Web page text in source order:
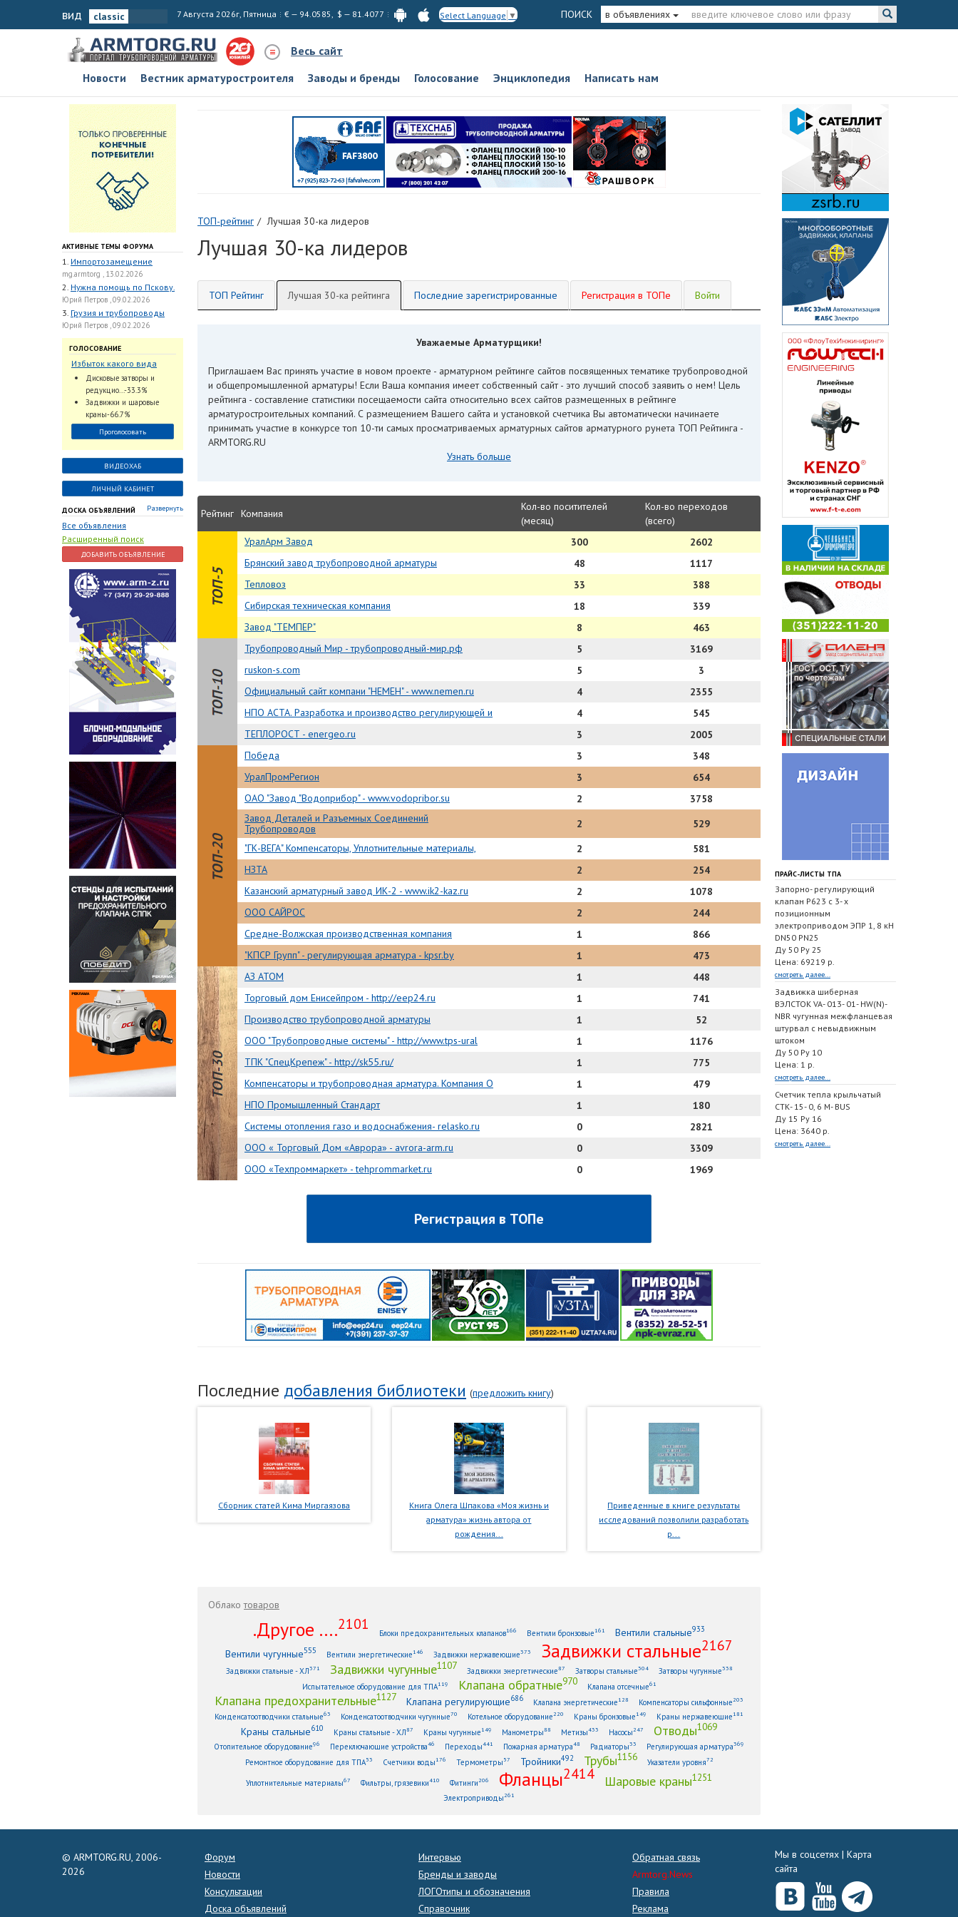
вид 7 Августа 2026г, Пятница € — 94.0585, $ — 81.4077 Select Language ▼ ПОИСК в объявлениях
Весь сайт
Новости
Вестник арматуростроителя Заводы и бренды Голосование Энциклопедия Написать нам
АКТИВНЫЕ ТЕМЫ ФОРУМА
1. Импортозамещение
mg.armtorg , 13.02.2026
2. Нужна помощь по Пскову.
Юрий Петров , 09.02.2026
3. Грузия и трубопроводы
Юрий Петров , 09.02.2026
ГОЛОСОВАНИЕ
Избыток какого вида
трубопроводной
арматуры наблюдается
на Российском рынке с
2024 по 2026 годы?
Дисковые затворы и
редукцио...-33.3%
Задвижки и шаровые
краны-66.7%
Проголосовать
ВИДЕОХАБ
ЛИЧНЫЙ КАБИНЕТ
ДОСКА ОБЪЯВЛЕНИЙ Развернуть
Все объявления
Расширенный поиск
ДОБАВИТЬ ОБЪЯВЛЕНИЕ
ТОП-рейтинг Лучшая 30-ка лидеров
Лучшая 30-ка лидеров
ТОП Рейтинг Лучшая 30-ка рейтинга Последние зарегистрированные Регистрация в ТОПе Войти
Уважаемые Арматурщики!
Приглашаем Вас принять участие в новом проекте - арматурном рейтинге сайтов посвященных тематике трубопроводной
и общепромышленной арматуры! Если Ваша компания имеет собственный сайт - это лучший способ заявить о нем! Цель
рейтинга - составление статистики посещаемости сайта относительно всех сайтов размещенных в рейтинге
арматуростроительных компаний. С размещением Вашего сайта и установкой счетчика Вы автоматически начинаете
принимать участие в конкурсе топ 10-ти самых просматриваемых арматурных сайтов арматурного рунета ТОП Рейтинга -
ARMTORG.RU
Узнать больше
Рейтинг Компания
Кол-во поситителей
(месяц)
Кол-во переходов
(всего)
УралАрм Завод
300
2602
Брянский завод трубопроводной арматуры
48
1117
Тепловоз
33
388
Сибирская техническая компания
18
339
Завод "ТЕМПЕР"
8
463
Трубопроводный Мир - трубопроводный-мир.рф
5
3169
ruskon-s.com
5
3
Официальный сайт компани "НЕМЕН" - www.nemen.ru
4
2355
НПО АСТА. Разработка и производство регулирующей и
4
545
ТЕПЛОРОСТ - energeo.ru
3
2005
Победа
3
348
УралПромРегион
3
654
ОАО "Завод "Водоприбор" - www.vodopribor.su
2
3758
Завод Деталей и Разъемных Соединений
Трубопроводов
2
529
"ГК-ВЕГА" Компенсаторы, Уплотнительные материалы,
2
581
НЗТА
2
254
Казанский арматурный завод ИК-2 - www.ik2-kaz.ru
2
1078
ООО САЙРОС
2
244
Средне-Волжская производственная компания
1
866
"КПСР Групп" - регулирующая арматура - kpsr.by
1
473
АЗ АТОМ
1
448
Торговый дом Енисейпром - http://eep24.ru
1
741
Производство трубопроводной арматуры
1
52
ООО "Трубопроводные системы" - http://www.tps-ural
1
1176
ТПК "СпецКрепеж" - http://sk55.ru/
1
775
Компенсаторы и трубопроводная арматура. Компания О
1
479
НПО Промышленный Стандарт
1
180
Системы отопления газо и водоснабжения- relasko.ru
0
2821
ООО « Торговый Дом «Аврора» - avrora-arm.ru
0
3309
ООО «Техпроммаркет» - tehprommarket.ru
0 1969
Регистрация в ТОПе
Последние добавления библиотеки (предложить книгу)
Сборник статей Кима Миргаязова
Книга Олега Шпакова «Моя жизнь и
арматура» жизнь автора от
рождения...
Приведенные в книге результаты
исследований позволили разработать
р...
Облакотоваров
.Другое ....2101
Блоки предохранительных клапанов166 Вентили бронзовые161 Вентили стальные933
Вентили чугунные555 Вентили энергетические146 Задвижки нержавеющие373 Задвижки стальные2167
Задвижки стальные - ХЛ371 Задвижки чугунные1107 Задвижки энергетические87 Затворы стальные304 Затворы чугунные338
Испытательное оборудование для ТПА119 Клапана обратные970 Клапана отсечные61
Клапана предохранительные1127 Клапана регулирующие686 Клапана энергетические128 Компенсаторы сильфонные203
Конденсатоотводчики стальные63 Конденсатоотводчики чугунные70 Котельное оборудование220 Краны бронзовые149 Краны нержавеющие181
Краны стальные610 Краны стальные - ХЛ87 Краны чугунные149 Манометры88 Метизы433 Насосы247 Отводы1069
Отопительное оборудование96 Переключающие устройства46 Переходы441 Пожарная арматура48 Радиаторы33 Регулирующая арматура369
Ремонтное оборудование для ТПА53 Счетчики воды176 Термометры 57 Тройники492 Трубы1156 Указатели уровня72
Уплотнительные материалы67 Фильтры, грязевики410 Фитинги206 Фланцы2414 Шаровые краны1251
Электроприводы261
ПРАЙС-ЛИСТЫ ТПА
Запорно- регулирующий
клапан Р623 с 3- х
позиционным
электроприводом ЭПР 1, 8 кН
DN50 PN25
Ду 50 Ру 25
Цена: 69219 р.
смотреть далее...
Задвижка шиберная
ВЭЛСТОК VA- 013- 01- HW(N)-
NBR чугунная межфланцевая
штурвал с невыдвижным
штоком
Ду 50 Ру 10
Цена: 1 р.
смотреть далее...
Счетчик тепла крыльчатый
СТК- 15- 0, 6 M- BUS
Ду 15 Ру 16
Цена: 3640 р.
смотреть далее...
© ARMTORG.RU, 2006-
2026
Форум
Новости
Консультации
Доска объявлений
Интервью
Бренды и заводы
ЛОГОтипы и обозначения
Справочник
Обратная связь
Armtorg.News
Правила
Реклама
Мы в соцсетях | Карта
сайта